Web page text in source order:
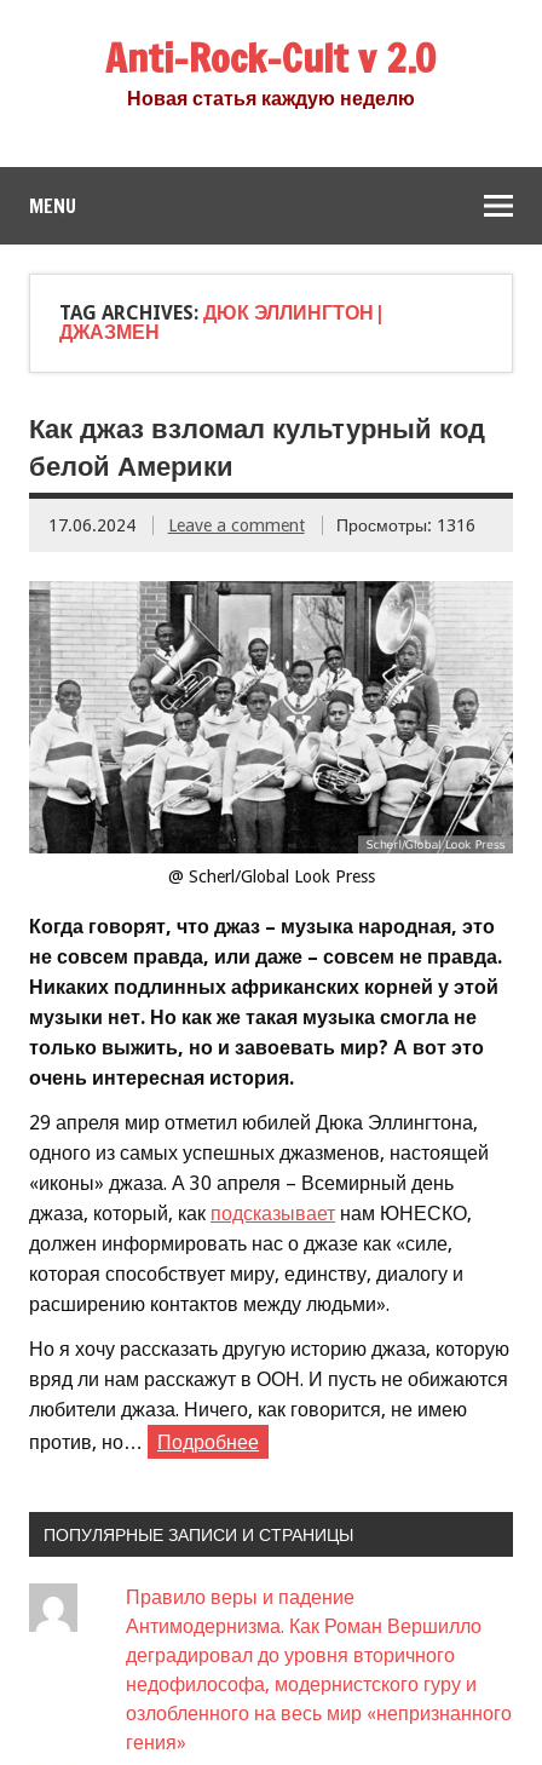
Anti-Rock-Cult v 2.0
Новая статья каждую неделю
MENU
TAG ARCHIVES: ДЮК ЭЛЛИНГТОН|
ДЖАЗМЕН
Как джаз взломал культурный код
белой Америки
17.06.2024 Leave a comment Просмотры: 1316
@ Scherl/Global Look Press
Когда говорят, что джаз – музыка народная, это
не совсем правда, или даже – совсем не правда.
Никаких подлинных африканских корней у этой
музыки нет. Но как же такая музыка смогла не
только выжить, но и завоевать мир? А вот это
очень интересная история.
29 апреля мир отметил юбилей Дюка Эллингтона,
одного из самых успешных джазменов, настоящей
«иконы» джаза. А 30 апреля – Всемирный день
джаза, который, как подсказывает нам ЮНЕСКО,
должен информировать нас о джазе как «силе,
которая способствует миру, единству, диалогу и
расширению контактов между людьми».
Но я хочу рассказать другую историю джаза, которую
вряд ли нам расскажут в ООН. И пусть не обижаются
любители джаза. Ничего, как говорится, не имею
против, но…
Подробнее
ПОПУЛЯРНЫЕ ЗАПИСИ И СТРАНИЦЫ
Правило веры и падение
Антимодернизма. Как Роман Вершилло
деградировал до уровня вторичного
недофилософа, модернистского гуру и
озлобленного на весь мир «непризнанного
гения»